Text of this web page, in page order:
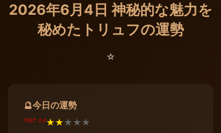
2026年6月4日 神秘的な魅力を
秘めたトリュフの運勢
⭐️
🔮今日の運勢
TEST: 2.0★★★★★